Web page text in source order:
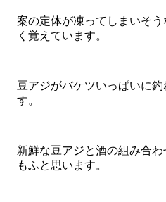
案の定体が凍ってしまいそ
く覚えています。
豆アジがバケツいっぱいに
す。
新鮮な豆アジと酒の組み合
もふと思います。